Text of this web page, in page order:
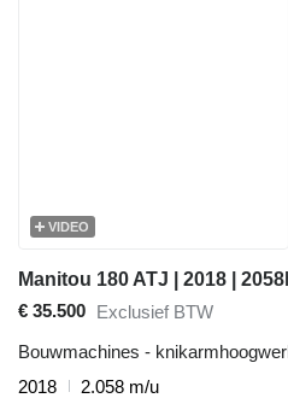
VIDEO
Manitou 180 ATJ | 2018 |
€ 35.500 Exclusief BTW
Bouwmachines -
2018
2.058 m/u